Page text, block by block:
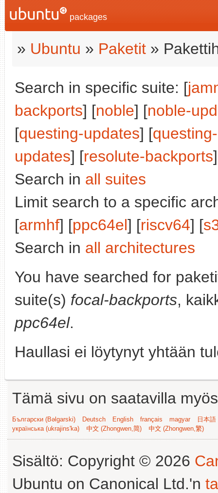
packages
» Ubuntu » Paketit »
Search in specific suite: [
backports] [noble] [noble-
[questing-updates] [
updates] [resolute-backports
Search in all suites
Limit search to a specific
[armhf] [ppc64el] [riscv64] [
Search in all architectures
You have searched for
suite(s) focal-backports,
ppc64el.
Haullasi ei löytynyt yhtään
Tämä sivu on saatavilla
Български (Bəlgarski) Deutsch English français magyar
日本
українська (ukrajins'ka)
中文 (Zhongwen,简) 中文 (Zhongwen,繁)
Sisältö: Copyright © 2026
Ubuntu on Canonical Ltd.'n